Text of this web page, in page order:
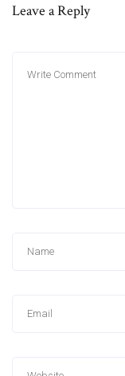
Leave a Reply